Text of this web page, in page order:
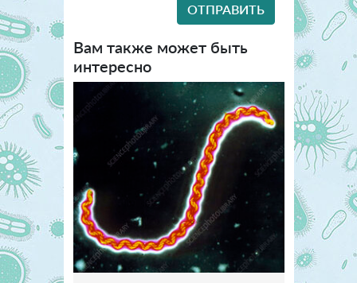
Вам также может быть
интересно